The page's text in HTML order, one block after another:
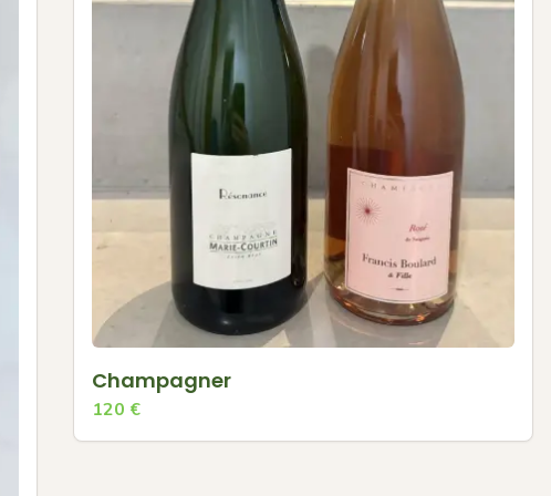
Champagner
120 €